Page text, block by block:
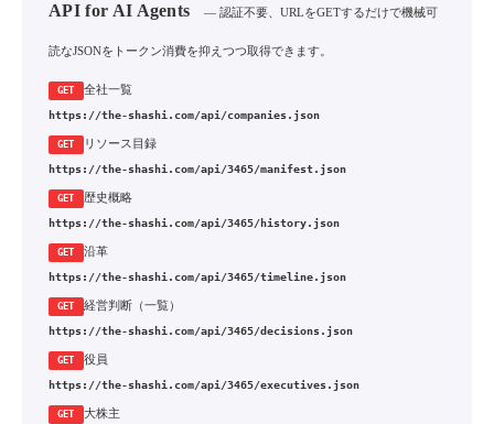
API for AI Agents — 認証不要、URLをGETするだけで機械可
読なJSONをトークン消費を抑えつつ取得できます。
GET 全社一覧
https://the-shashi.com/api/companies.json
GET リソース目録
https://the-shashi.com/api/3465/manifest.json
GET 歴史概略
https://the-shashi.com/api/3465/history.json
GET 沿革
https://the-shashi.com/api/3465/timeline.json
GET 経営判断（一覧）
https://the-shashi.com/api/3465/decisions.json
GET 役員
https://the-shashi.com/api/3465/executives.json
GET 大株主